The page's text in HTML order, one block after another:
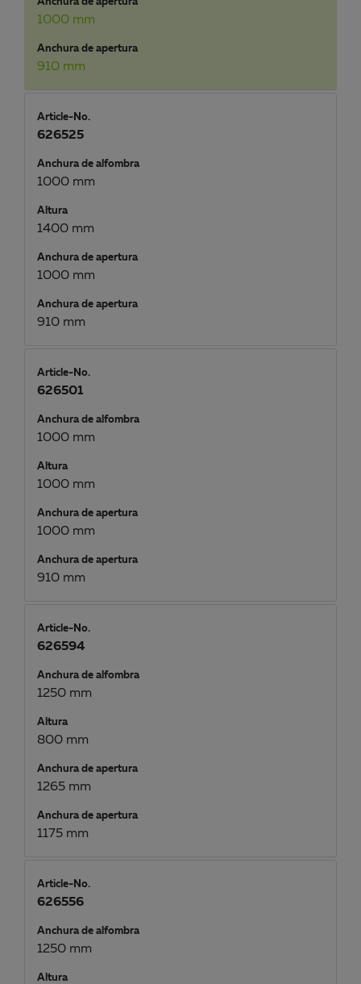
1000 mm
Anchura de apertura
910 mm
Article-No.
626525
Anchura de alfombra
1000 mm
Altura
1400 mm
Anchura de apertura
1000 mm
Anchura de apertura
910 mm
Article-No.
626501
Anchura de alfombra
1000 mm
Altura
1000 mm
Anchura de apertura
1000 mm
Anchura de apertura
910 mm
Article-No.
626594
Anchura de alfombra
1250 mm
Altura
800 mm
Anchura de apertura
1265 mm
Anchura de apertura
1175 mm
Article-No.
626556
Anchura de alfombra
1250 mm
Altura